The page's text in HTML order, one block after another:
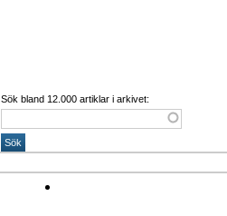
Sök bland 12.000 artiklar i arkivet: